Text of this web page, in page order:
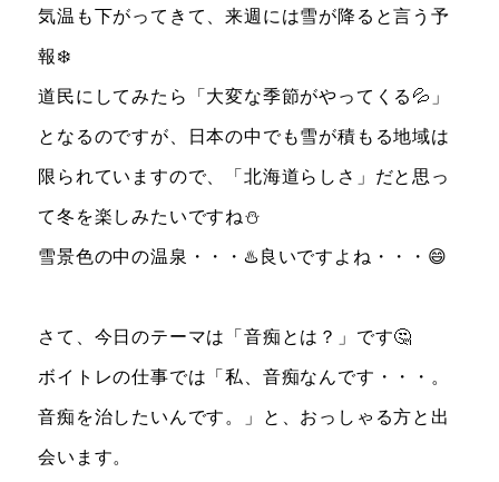
TEL 011-600-6789
WEB予約はこちら
気温も下がってきて、来週には雪が降ると言う予
報❄️
道民にしてみたら「大変な季節がやってくる💦」
となるのですが、日本の中でも雪が積もる地域は
限られていますので、「北海道らしさ」だと思っ
て冬を楽しみたいですね⛄️
雪景色の中の温泉・・・♨️良いですよね・・・😄
さて、今日のテーマは「音痴とは？」です🤔
ボイトレの仕事では「私、音痴なんです・・・。
音痴を治したいんです。」と、おっしゃる方と出
会います。